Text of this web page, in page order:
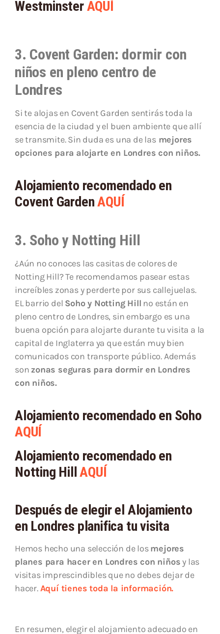
WestminsterAQUÍ
3. Covent Garden: dormir con
niños en pleno centro de
Londres
Si te alojas en Covent Garden sentirás toda la
esencia de la ciudad y el buen ambiente que allí
se transmite. Sin duda es una de lasmejores
opciones para alojarte en Londres con niños.
Alojamiento recomendado en
Covent GardenAQUÍ
3. Soho y Notting Hill
¿Aún no conoces las casitas de colores de
Notting Hill? Te recomendamos pasear estas
increíbles zonas y perderte por sus callejuelas.
EL barrio del Soho y Notting Hill no están en
pleno centro de Londres, sin embargo es una
buena opción para alojarte durante tu visita a la
capital de Inglaterra ya que están muy bien
comunicados con transporte público. Además
son zonas seguras para dormir en Londres
con niños.
Alojamiento recomendado en Soho
AQUÍ
Alojamiento recomendado en
Notting HillAQUÍ
Después de elegir el Alojamiento
en Londres planifica tu visita
Hemos hecho una selección de losmejores
planes para hacer en Londres con niñosy las
visitas imprescindibles que no debes dejar de
hacer.Aquí tienes toda la información.
En resumen, elegir el alojamiento adecuado en